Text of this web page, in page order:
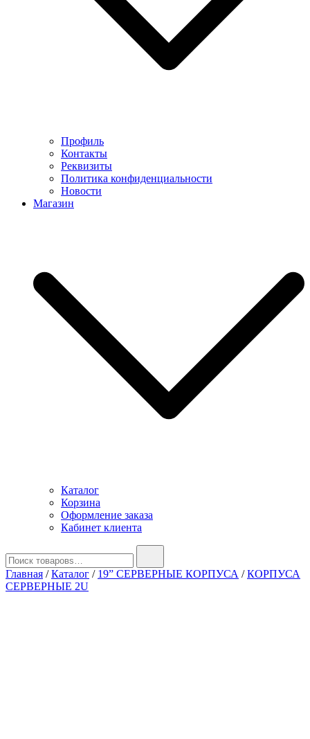
Профиль
Контакты
Реквизиты
Политика конфиденциальности
Новости
Магазин
Каталог
Корзина
Оформление заказа
Кабинет клиента
Главная /Каталог / 19” СЕРВЕРНЫЕ КОРПУСА /КОРПУСА
СЕРВЕРНЫЕ 2U